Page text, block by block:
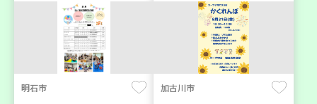
明石市 加古川市